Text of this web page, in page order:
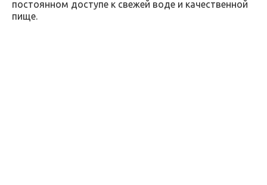
постоянном доступе к свежей воде и качественной
пище.